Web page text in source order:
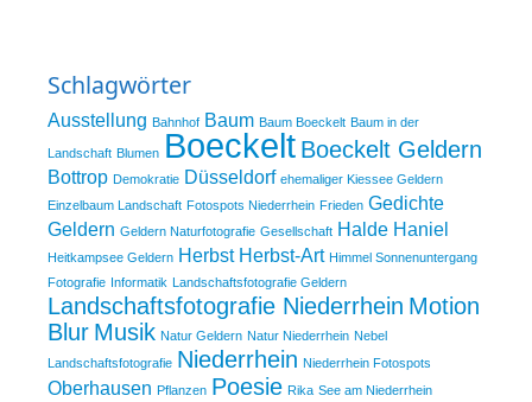
Schlagwörter
Ausstellung Bahnhof Baum Baum Boeckelt Baum in der
Landschaft Blumen Boeckelt Boeckelt Geldern
Bottrop Demokratie Düsseldorf ehemaliger Kiessee Geldern
Einzelbaum Landschaft Fotospots Niederrhein Frieden Gedichte
Geldern Geldern Naturfotografie Gesellschaft Halde Haniel
Heitkampsee Geldern Herbst Herbst-Art Himmel Sonnenuntergang
Fotografie Informatik Landschaftsfotografie Geldern
Landschaftsfotografie Niederrhein Motion
Blur Musik Natur Geldern Natur Niederrhein Nebel
Landschaftsfotografie Niederrhein Niederrhein Fotospots
Oberhausen Pflanzen Poesie Rika See am Niederrhein